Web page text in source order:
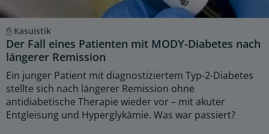
Kasuistik
Der Fall eines Patienten mit MODY-Diabetes nach
längerer Remission
Ein junger Patient mit diagnostiziertem Typ-2-Diabetes
stellte sich nach längerer Remission ohne
antidiabetische Therapie wieder vor – mit akuter
Entgleisung und Hyperglykämie. Was war passiert?